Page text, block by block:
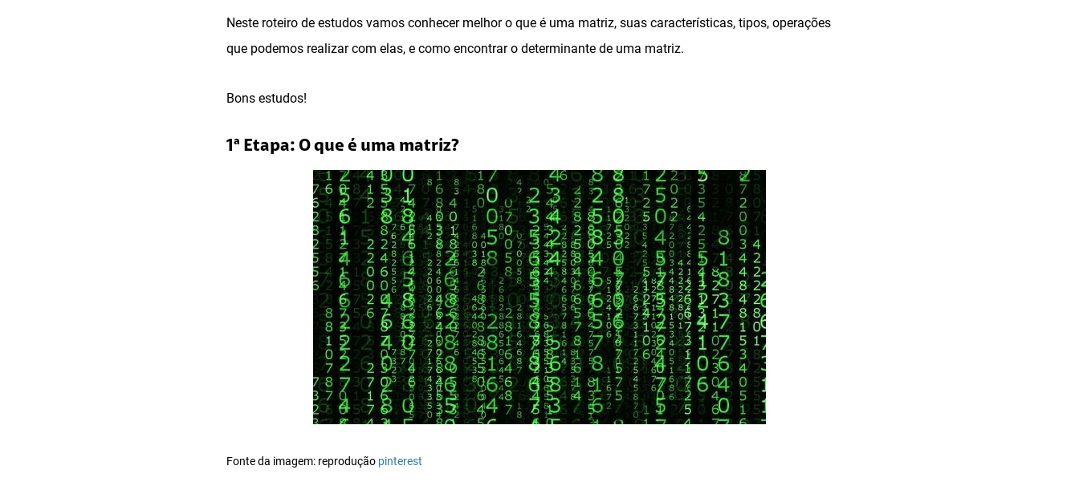
Neste roteiro de estudos vamos conhecer melhor o que é uma matriz, suas características, tipos, operações
que podemos realizar com elas, e como encontrar o determinante de uma matriz.
Bons estudos!
1ª Etapa: O que é uma matriz?
Fonte da imagem: reprodução pinterest